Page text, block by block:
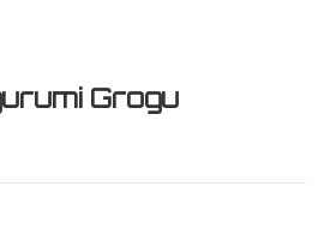
Grogu